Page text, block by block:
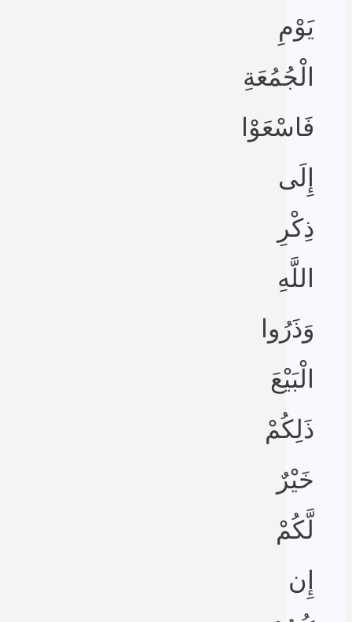
يَوْمِ
الْجُمُعَةِ
فَاسْعَوْا
إِلَى
ذِكْرِ
اللَّهِ
وَذَرُوا
الْبَيْعَ
ذَلِكُمْ
خَيْرٌ
لَّكُمْ
إِن